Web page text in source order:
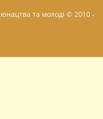
та молоді © 2010 -